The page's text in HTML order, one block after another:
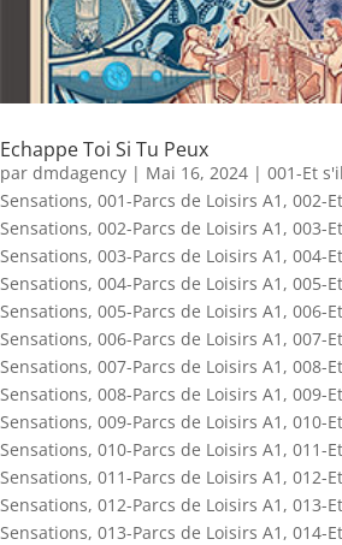
Echappe Toi Si Tu Peux
par dmdagency | Mai 16, 2024 | 001-Et
Sensations, 001-Parcs de Loisirs A1 , 002-
Sensations, 002-Parcs de Loisirs A1 , 003-
Sensations, 003-Parcs de Loisirs A1 , 004-
Sensations, 004-Parcs de Loisirs A1 , 005-
Sensations, 005-Parcs de Loisirs A1 , 006-
Sensations, 006-Parcs de Loisirs A1 , 007-
Sensations, 007-Parcs de Loisirs A1 , 008-
Sensations, 008-Parcs de Loisirs A1 , 009-
Sensations, 009-Parcs de Loisirs A1 , 010-
Sensations, 010-Parcs de Loisirs A1 , 011-
Sensations, 011-Parcs de Loisirs A1 , 012-
Sensations, 012-Parcs de Loisirs A1 , 013-
Sensations, 013-Parcs de Loisirs A1 , 014-